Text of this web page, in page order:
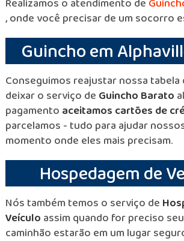
, onde você precisar de um socorro
Guincho em
Conseguimos reajustar nossa tabela
deixar o serviço de Guincho Barato
pagamento aceitamos cartões de
parcelamos - tudo para ajudar
momento onde eles mais precisam.
Hospedagem de
Nós também temos o serviço de
Veículo assim quando for preciso
caminhão estarão em um lugar